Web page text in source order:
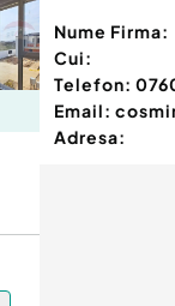
Nume Firma:
Cui:
Telefon:
Email:
Adresa: